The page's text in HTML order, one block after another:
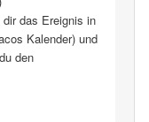
das Ereignis in
Kalender) und
den